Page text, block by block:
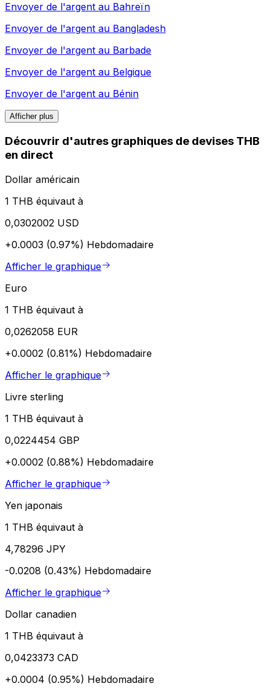
Envoyer de l'argent au Bahreïn
Envoyer de l'argent au Bangladesh
Envoyer de l'argent au Barbade
Envoyer de l'argent au Belgique
Envoyer de l'argent au Bénin
Afficher plus
Découvrir d'autres graphiques de devises THB
en direct
Dollar américain
1 THB équivaut à
0,0302002 USD
+0.0003 (0.97%) Hebdomadaire
Afficher le graphique
Euro
1 THB équivaut à
0,0262058 EUR
+0.0002 (0.81%) Hebdomadaire
Afficher le graphique
Livre sterling
1 THB équivaut à
0,0224454 GBP
+0.0002 (0.88%) Hebdomadaire
Afficher le graphique
Yen japonais
1 THB équivaut à
4,78296 JPY
-0.0208 (0.43%) Hebdomadaire
Afficher le graphique
Dollar canadien
1 THB équivaut à
0,0423373 CAD
+0.0004 (0.95%) Hebdomadaire